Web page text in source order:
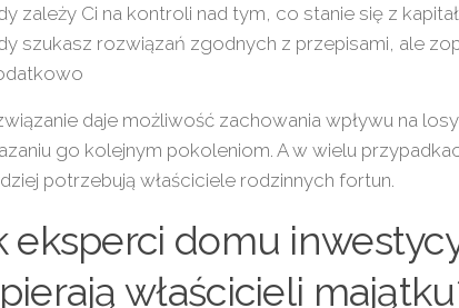
zależy Ci na kontroli nad tym, co stanie się z
szukasz rozwiązań zgodnych z przepisami, ale
daje możliwość zachowania wpływu na
go kolejnym pokoleniom. A w wielu
potrzebują właściciele rodzinnych fortun.
eksperci domu
właścicieli